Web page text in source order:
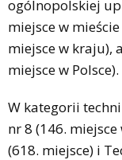
ogólnopolskiej
miejsce w
miejsce w kraju),
miejsce w Polsce).
W kategorii
nr 8 (146.
(618. miejsce) i